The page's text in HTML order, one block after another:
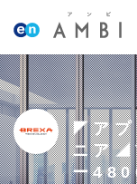
◤アプ
ニア◢
ー